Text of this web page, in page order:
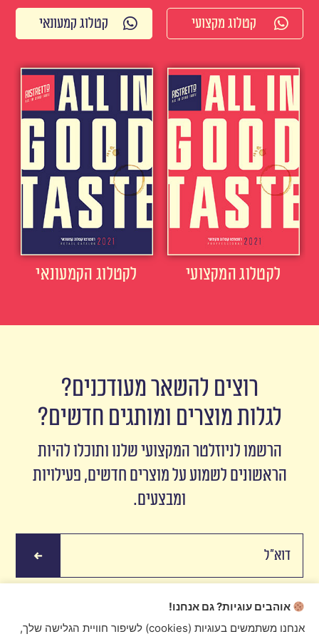
קטלוג מקצועי קטלוג קמעונאי
לקטלוג הקמעונאי לקטלוג המקצועי
רוצים להשאר מעודכנים?
לגלות מוצרים ומותגים חדשים?
הרשמו לניוזלטר המקצועי שלנו ותוכלו להיות
הראשונים לשמוע על מוצרים חדשים, פעילויות
ומבצעים.
אוהבים עוגיות? גם אנחנו!
אנחנו משתמשים בעוגיות (cookies) לשיפור חוויית הגלישה שלך,